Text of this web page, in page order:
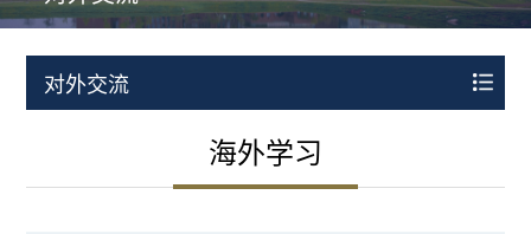
对外交流
海外学习